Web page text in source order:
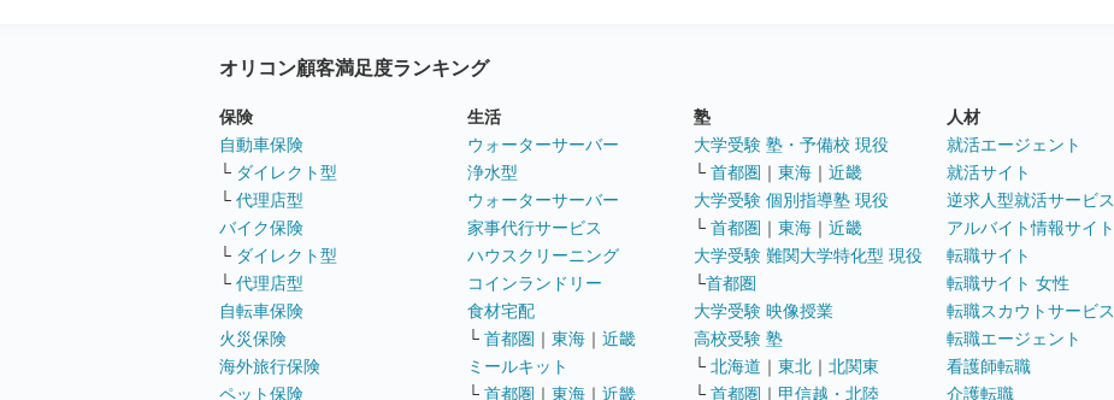
オリコン顧客満足度ランキング
保険
自動車保険
└ ダイレクト型
└ 代理店型
バイク保険
└ ダイレクト型
└ 代理店型
自転車保険
火災保険
海外旅行保険
ペット保険
生活
ウォーターサーバー
浄水型
ウォーターサーバー
家事代行サービス
ハウスクリーニング
コインランドリー
食材宅配
└ 首都圏 ｜ 東海 ｜ 近畿
ミールキット
└ 首都圏 ｜ 東海 ｜ 近畿
塾
大学受験 塾・予備校 現役
└ 首都圏 ｜ 東海 ｜ 近畿
大学受験 個別指導塾 現役
└ 首都圏 ｜ 東海 ｜ 近畿
大学受験 難関大学特化型 現役
└首都圏
大学受験 映像授業
高校受験 塾
└ 北海道 ｜ 東北 ｜ 北関東
└ 首都圏 ｜ 甲信越・北陸
人材
就活エージェント
就活サイト
逆求人型就活サービス
アルバイト情報サイト
転職サイト
転職サイト 女性
転職スカウトサービス
転職エージェント
看護師転職
介護転職